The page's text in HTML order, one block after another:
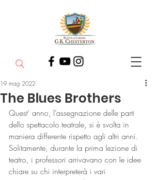
The Blues Brothers
19 mag 2022
Quest’ anno, l’assegnazione delle parti
dello spettacolo teatrale, si è svolta in
maniera differente rispetto agli altri anni.
Solitamente, durante la prima lezione di
teatro, i professori arrivavano con le idee
chiare su chi interpreterà i vari